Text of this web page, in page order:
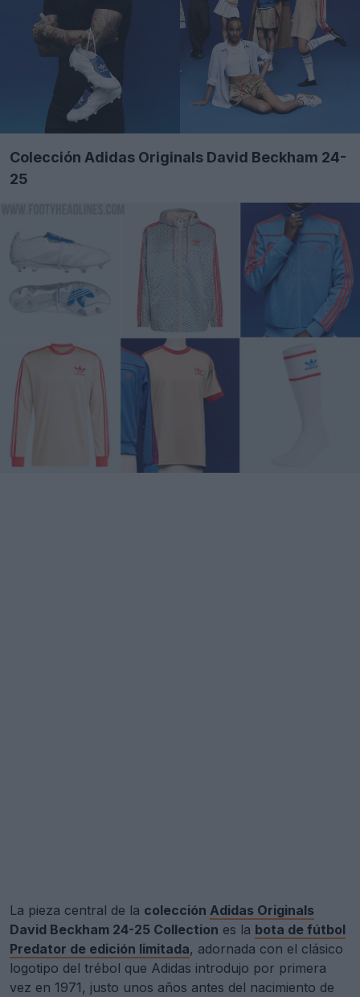
Colección Adidas Originals David Beckham 24-
25
La pieza central de la colección Adidas Originals
David Beckham 24-25 Collection es la bota de fútbol
Predator de edición limitada, adornada con el clásico
logotipo del trébol que Adidas introdujo por primera
vez en 1971, justo unos años antes del nacimiento de